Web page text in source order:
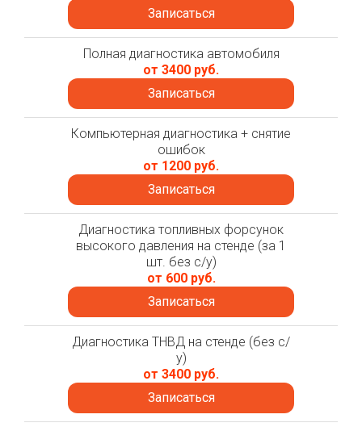
Записаться
Полная диагностика автомобиля
от 3400 руб.
Записаться
Компьютерная диагностика + снятие
ошибок
от 1200 руб.
Записаться
Диагностика топливных форсунок
высокого давления на стенде (за 1
шт. без с/у)
от 600 руб.
Записаться
Диагностика ТНВД на стенде (без с/
у)
от 3400 руб.
Записаться